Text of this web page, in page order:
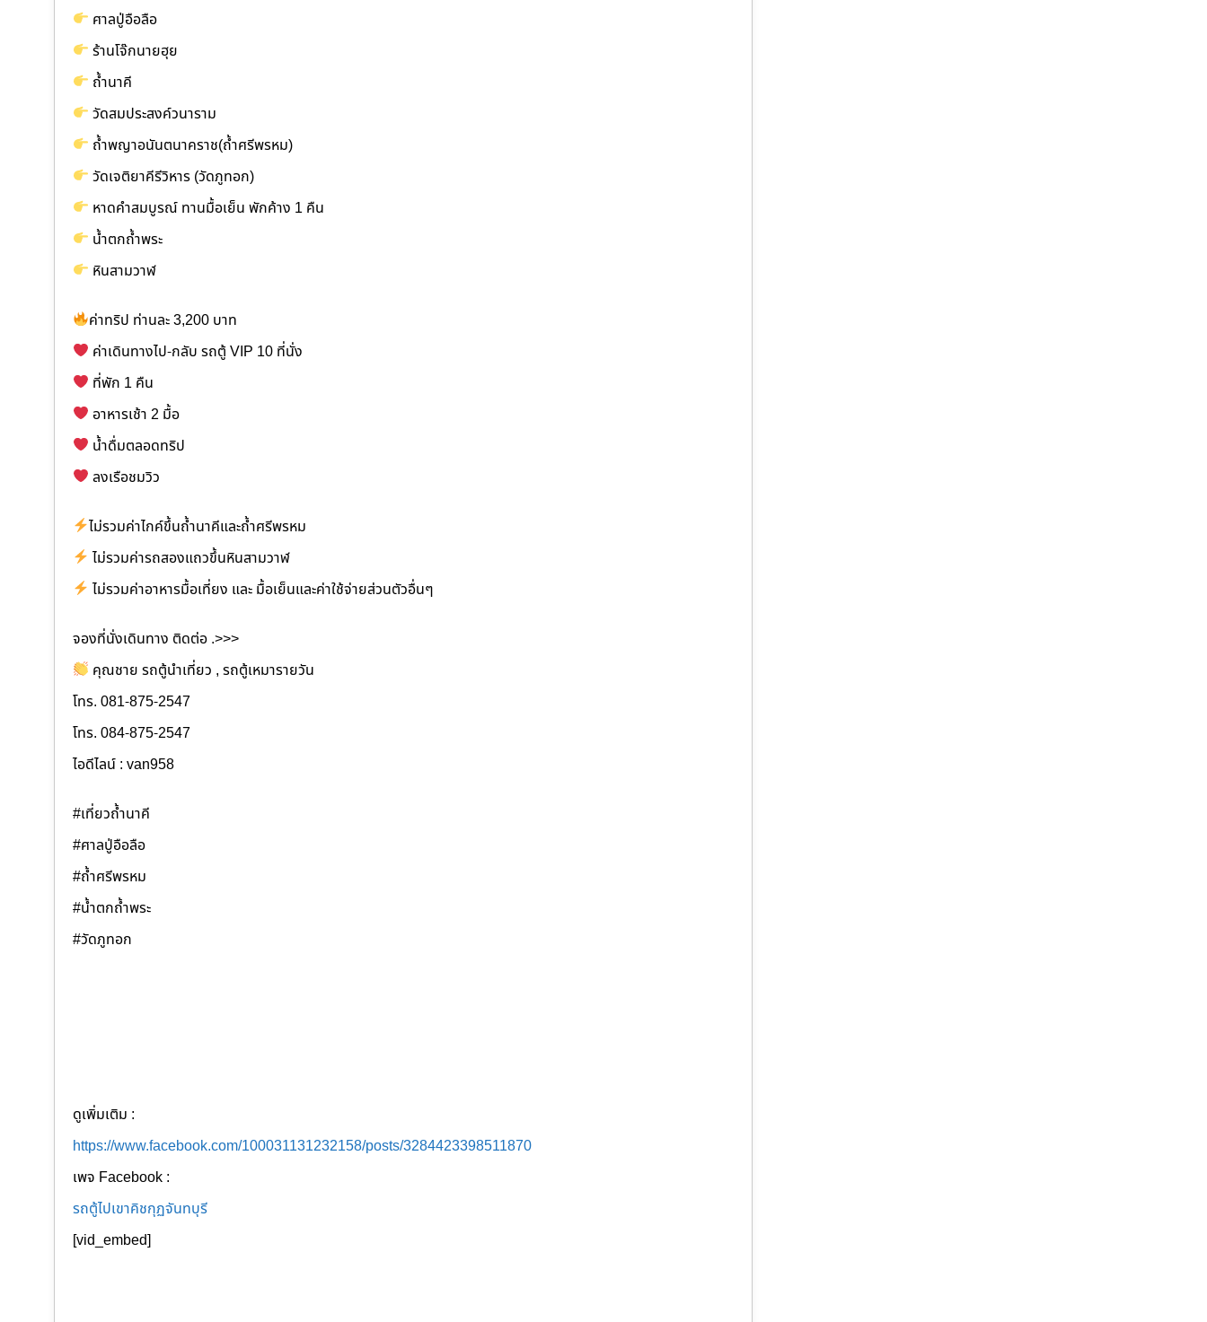
ศาลปู่อือลือ
ร้านโจ๊กนายฮุย
ถ้ำนาคี
วัดสมประสงค์วนาราม
ถ้ำพญาอนันตนาคราช(ถ้ำศรีพรหม)
วัดเจติยาคีรีวิหาร (วัดภูทอก)
หาดคำสมบูรณ์ ทานมื้อเย็น พักค้าง 1 คืน
น้ำตกถ้ำพระ
หินสามวาฬ
ค่าทริป ท่านละ 3,200 บาท
ค่าเดินทางไป-กลับ รถตู้ VIP 10 ที่นั่ง
ที่พัก 1 คืน
อาหารเช้า 2 มื้อ
น้ำดื่มตลอดทริป
ลงเรือชมวิว
ไม่รวมค่าไกค์ขึ้นถ้ำนาคีและถ้ำศรีพรหม
ไม่รวมค่ารถสองแถวขึ้นหินสามวาฬ
ไม่รวมค่าอาหารมื้อเที่ยง และ มื้อเย็นและค่าใช้จ่ายส่วนตัวอื่นๆ
จองที่นั่งเดินทาง ติดต่อ .>>>
คุณชาย รถตู้นำเที่ยว , รถตู้เหมารายวัน
โทร. 081-875-2547
โทร. 084-875-2547
ไอดีไลน์ : van958
#เที่ยวถ้ำนาคี
#ศาลปู่อือลือ
#ถ้ำศรีพรหม
#น้ำตกถ้ำพระ
#วัดภูทอก
ดูเพิ่มเติม :
https://www.facebook.com/100031131232158/posts/3284423398511870
เพจ Facebook :
รถตู้ไปเขาคิชกุฏจันทบุรี
[vid_embed]